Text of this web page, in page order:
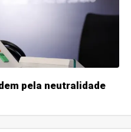
pela neutralidade